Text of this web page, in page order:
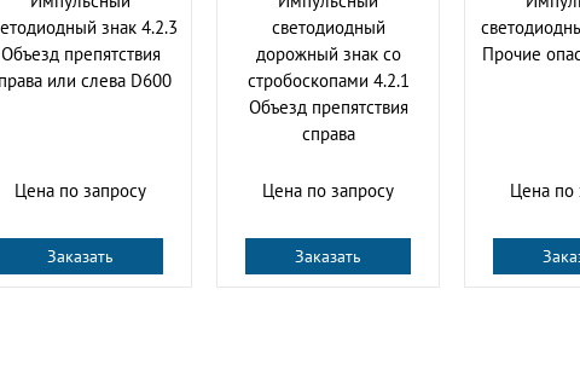
знак 4.2.3
Объезд препятствия
или слева D600
Цена по запросу
Заказать
cветодиодный
дорожный знак со
стробоскопами 4.2.1
Объезд препятствия
справа
Цена по запросу
Заказать
Прочие
Цена по